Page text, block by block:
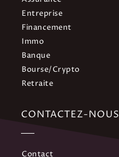
Entreprise
Financement
Immo
Banque
Bourse/Crypto
Retraite
CONTACTEZ-NOUS
Contact